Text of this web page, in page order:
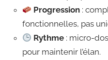
Progression:
fonctionnelles, pas
Rythme: micro-
pour maintenir l’élan.